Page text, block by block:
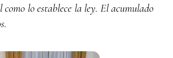
lo establece la ley. El acumulado